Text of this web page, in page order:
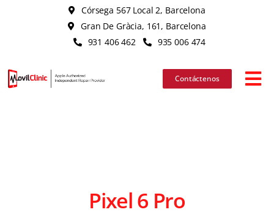
Córsega 567 Local 2, Barcelona
Gran De Gràcia, 161, Barcelona
931 406 462
935 006 474
Contáctenos
Pixel 6 Pro